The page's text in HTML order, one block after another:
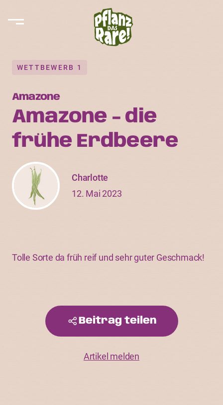
WETTBEWERB 1
Amazone
Amazone - die
frühe Erdbeere
Charlotte
12. Mai 2023
Tolle Sorte da früh reif und sehr guter Geschmack!
Beitrag teilen
Artikel melden